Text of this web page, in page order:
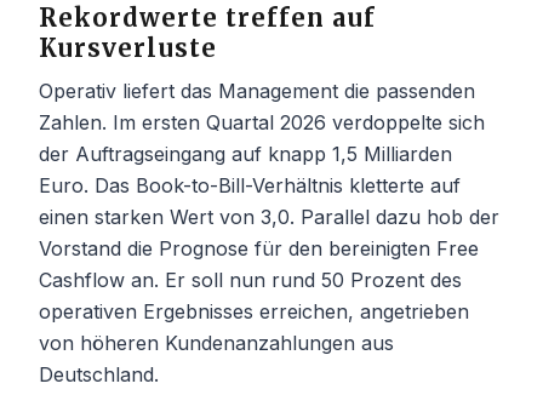
Rekordwerte treffen auf
Kursverluste
Operativ liefert das Management die passenden
Zahlen. Im ersten Quartal 2026 verdoppelte sich
der Auftragseingang auf knapp 1,5 Milliarden
Euro. Das Book-to-Bill-Verhältnis kletterte auf
einen starken Wert von 3,0. Parallel dazu hob der
Vorstand die Prognose für den bereinigten Free
Cashflow an. Er soll nun rund 50 Prozent des
operativen Ergebnisses erreichen, angetrieben
von höheren Kundenanzahlungen aus
Deutschland.